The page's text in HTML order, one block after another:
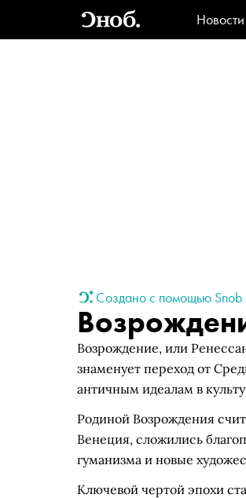
Новости
Создано с помощью Snob
Возрождение, или
знаменует переход от
античным идеалам в
Родиной Возрождения
Венеция, сложились
гуманизма и новые
Ключевой чертой эпохи